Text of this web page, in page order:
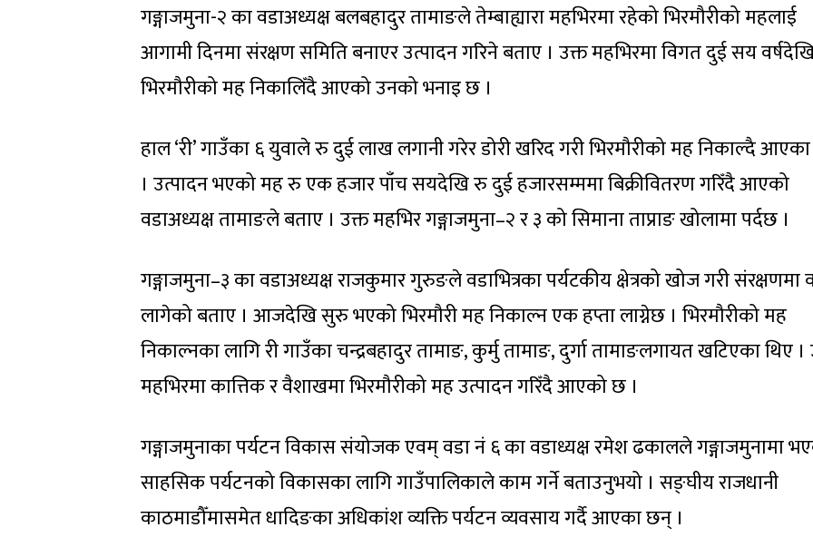
गङ्गाजमुना-२ का वडाअध्यक्ष बलबहादुर तामाङले तेम्बाह्यारा महभिरमा रहेको भिरमौरीको महलाई
आगामी दिनमा संरक्षण समिति बनाएर उत्पादन गरिने बताए । उक्त महभिरमा विगत दुई सय
भिरमौरीको मह निकालिँदै आएको उनको भनाइ छ ।
हाल ‘री’ गाउँका ६ युवाले रु दुई लाख लगानी गरेर डोरी खरिद गरी भिरमौरीको मह निकाल्दै
। उत्पादन भएको मह रु एक हजार पाँच सयदेखि रु दुई हजारसम्ममा बिक्रीवितरण गरिँदै आएको
वडाअध्यक्ष तामाङले बताए । उक्त महभिर गङ्गाजमुना–२ र ३ को सिमाना ताप्राङ खोलामा पर्दछ ।
गङ्गाजमुना–३ का वडाअध्यक्ष राजकुमार गुरुङले वडाभित्रका पर्यटकीय क्षेत्रको खोज गरी संरक्षणमा
लागेको बताए । आजदेखि सुरु भएको भिरमौरी मह निकाल्न एक हप्ता लाग्नेछ । भिरमौरीको मह
निकाल्नका लागि री गाउँका चन्द्रबहादुर तामाङ, कुर्मु तामाङ, दुर्गा तामाङलगायत खटिएका थिए ।
महभिरमा कात्तिक र वैशाखमा भिरमौरीको मह उत्पादन गरिँदै आएको छ ।
गङ्गाजमुनाका पर्यटन विकास संयोजक एवम् वडा नं ६ का वडाध्यक्ष रमेश ढकालले गङ्गाजमुनामा
साहसिक पर्यटनको विकासका लागि गाउँपालिकाले काम गर्ने बताउनुभयो । सङ्घीय राजधानी
काठमाडौँमासमेत धादिङका अधिकांश व्यक्ति पर्यटन व्यवसाय गर्दै आएका छन् ।